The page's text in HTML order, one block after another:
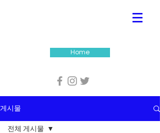
Home
게시물
전체 게시물